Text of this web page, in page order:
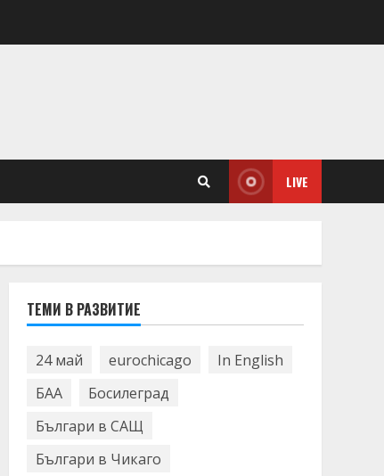
LIVE
ТЕМИ В РАЗВИТИЕ
24 май eurochicago
In English
БАА
Босилеград
Българи в САЩ
Българи в Чикаго